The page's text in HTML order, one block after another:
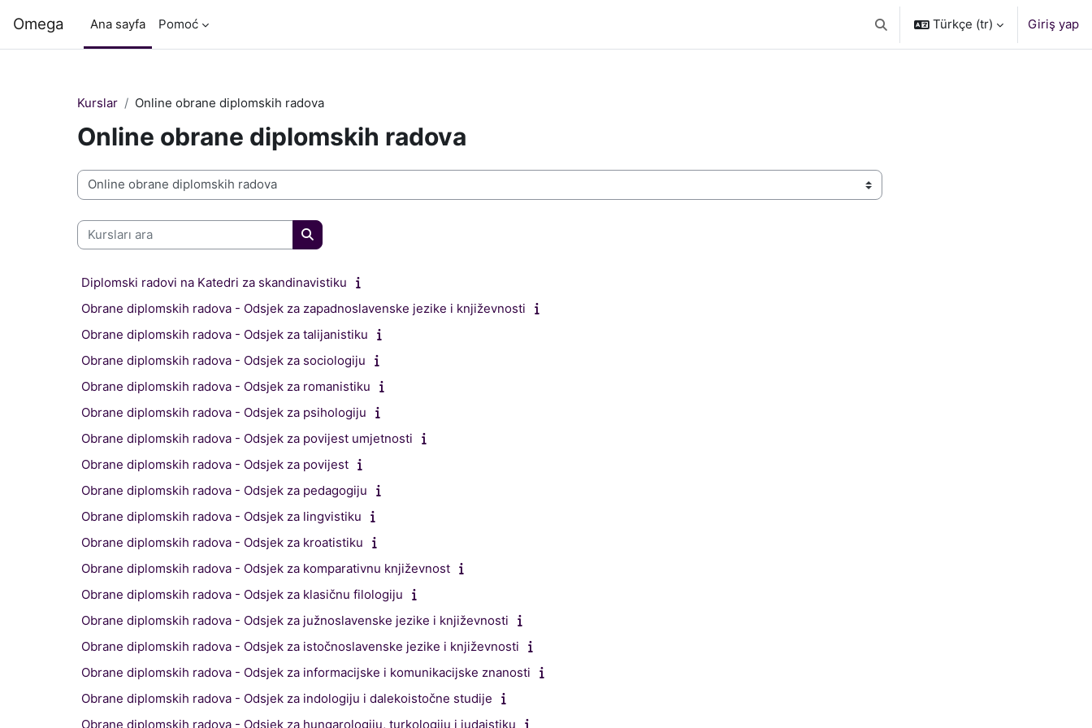
Omega Ana sayfa Pomoć Arama girişini değiştir
Türkçe ‎(tr)‎ Giriş yap
Kurslar Online obrane diplomskih radova
Online obrane diplomskih radova
Kurs Kategorileri
Kursları ara
Kursları ara
Diplomski radovi na Katedri za skandinavistiku
Obrane diplomskih radova - Odsjek za zapadnoslavenske jezike i književnosti
Obrane diplomskih radova - Odsjek za talijanistiku
Obrane diplomskih radova - Odsjek za sociologiju
Obrane diplomskih radova - Odsjek za romanistiku
Obrane diplomskih radova - Odsjek za psihologiju
Obrane diplomskih radova - Odsjek za povijest umjetnosti
Obrane diplomskih radova - Odsjek za povijest
Obrane diplomskih radova - Odsjek za pedagogiju
Obrane diplomskih radova - Odsjek za lingvistiku
Obrane diplomskih radova - Odsjek za kroatistiku
Obrane diplomskih radova - Odsjek za komparativnu književnost
Obrane diplomskih radova - Odsjek za klasičnu filologiju
Obrane diplomskih radova - Odsjek za južnoslavenske jezike i književnosti
Obrane diplomskih radova - Odsjek za istočnoslavenske jezike i književnosti
Obrane diplomskih radova - Odsjek za informacijske i komunikacijske znanosti
Obrane diplomskih radova - Odsjek za indologiju i dalekoistočne studije
Obrane diplomskih radova - Odsjek za hungarologiju, turkologiju i judaistiku